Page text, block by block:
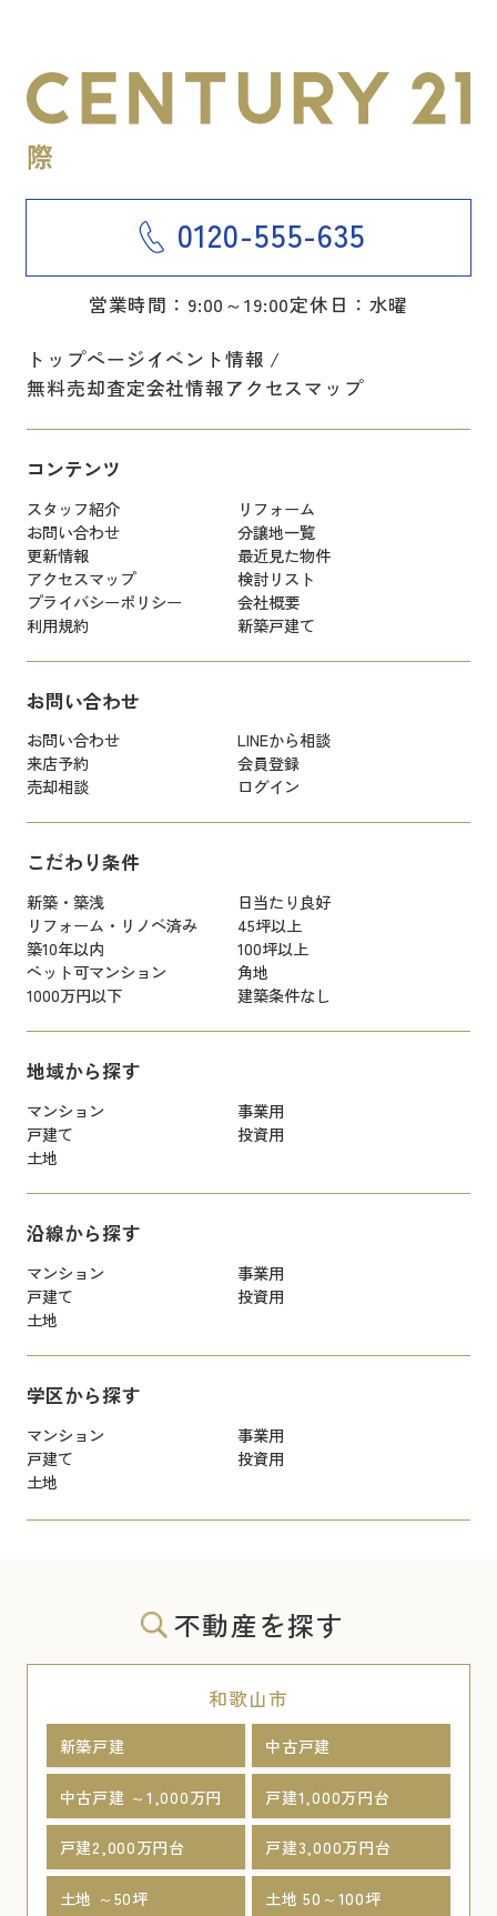
0120-555-635
営業時間：9:00～19:00定休日：水曜
トップページイベント情報
無料売却査定会社情報アクセスマップ
コンテンツ
スタッフ紹介
リフォーム
お問い合わせ
分譲地一覧
更新情報
最近見た物件
アクセスマップ
検討リスト
プライバシーポリシー
会社概要
利用規約
新築戸建て
お問い合わせ
お問い合わせ
LINEから相談
来店予約
会員登録
売却相談
ログイン
こだわり条件
新築・築浅
日当たり良好
リフォーム・リノベ済み
45坪以上
築10年以内
100坪以上
ペット可マンション
角地
1000万円以下
建築条件なし
地域から探す
マンション
事業用
戸建て
投資用
土地
沿線から探す
マンション
事業用
戸建て
投資用
土地
学区から探す
マンション
事業用
戸建て
投資用
土地
不動産を探す
和歌山市
新築戸建 中古戸建
中古戸建 ～1,000万円 戸建1,000万円台
戸建2,000万円台 戸建3,000万円台
土地 ～50坪 土地 50～100坪